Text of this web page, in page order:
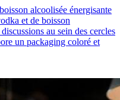
alcoolisée énergisante
et de boisson
au sein des cercles
un packaging coloré et